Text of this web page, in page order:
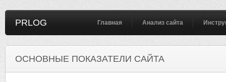
PRLOG Главная Анализ сайта
ОСНОВНЫЕ ПОКАЗАТЕЛИ САЙТА